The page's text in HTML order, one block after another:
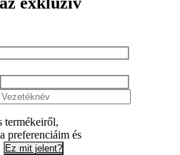
termékeiről,
preferenciáim és
Ez mit jelent?